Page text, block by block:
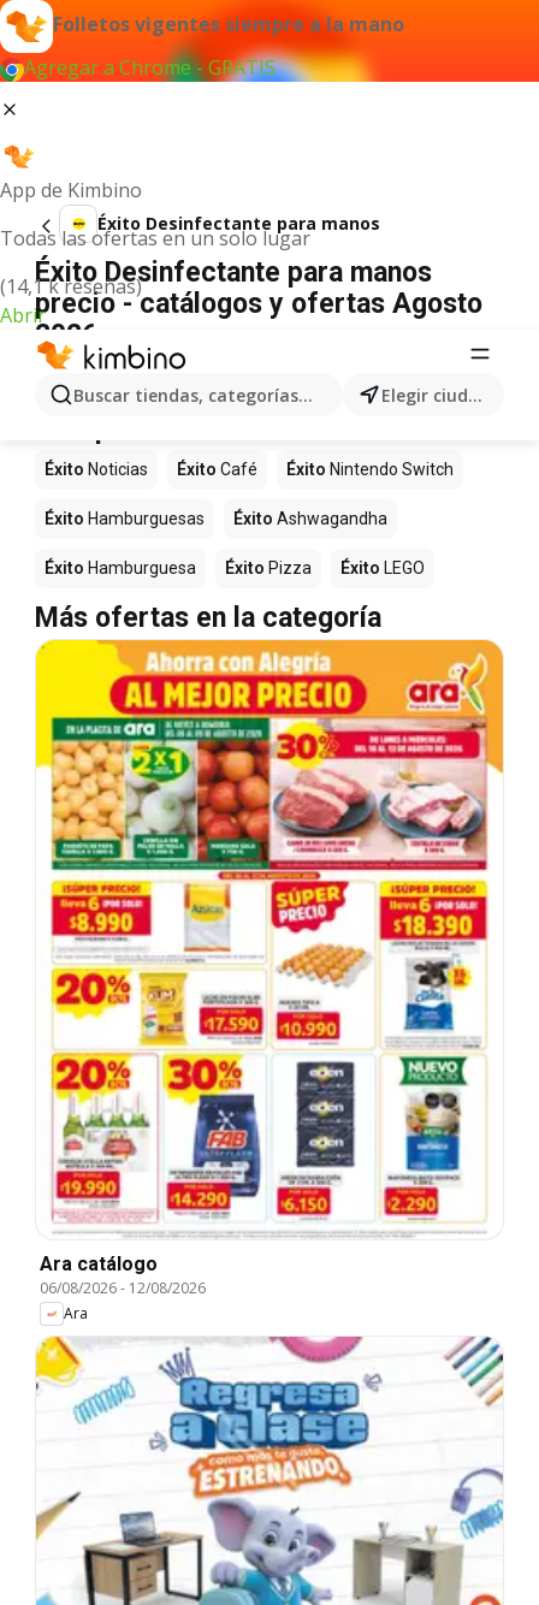
Folletos vigentes siempre a la mano
Agregar a Chrome - GRATIS
App de Kimbino
Todas las ofertas en un solo lugar
(14,1 k reseñas)
Abrir
Buscar tiendas, categorías, productos... Elegir ciudad
Éxito Desinfectante para manos
Éxito Desinfectante para manos
precio - catálogos y ofertas Agosto
2026
No hemos encontrado resultados para este
término.
Éxito Noticias Éxito Café Éxito Nintendo Switch
Éxito Hamburguesas Éxito Ashwagandha
Éxito Hamburguesa Éxito Pizza Éxito LEGO
Más ofertas en la categoría
Ara catálogo
06/08/2026- 12/08/2026
Ara